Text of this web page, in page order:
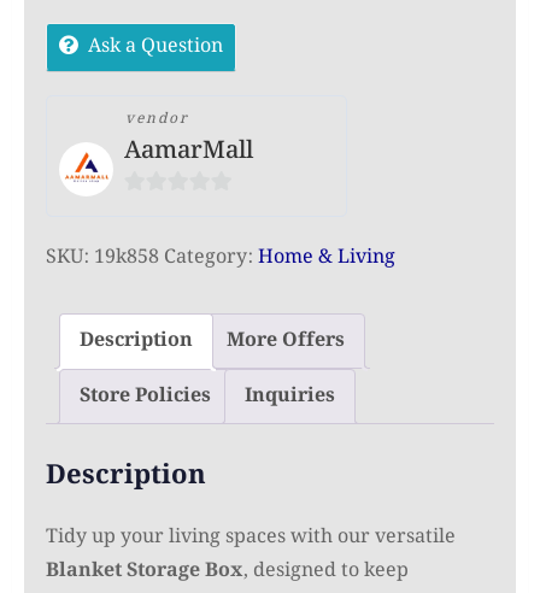
Box
–
Dustproof
Multipurpose
quantity
Ask a Question
vendor
AamarMall
SKU: 19k858 Category: Home & Living
Description
More Offers
Store Policies
Inquiries
Description
Tidy up your living spaces with our versatile
Blanket Storage Box, designed to keep